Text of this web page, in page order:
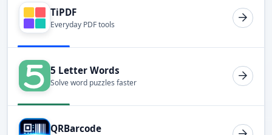
TiPDF
Everyday PDF tools
5 Letter Words
Solve word puzzles faster
QRBarcode